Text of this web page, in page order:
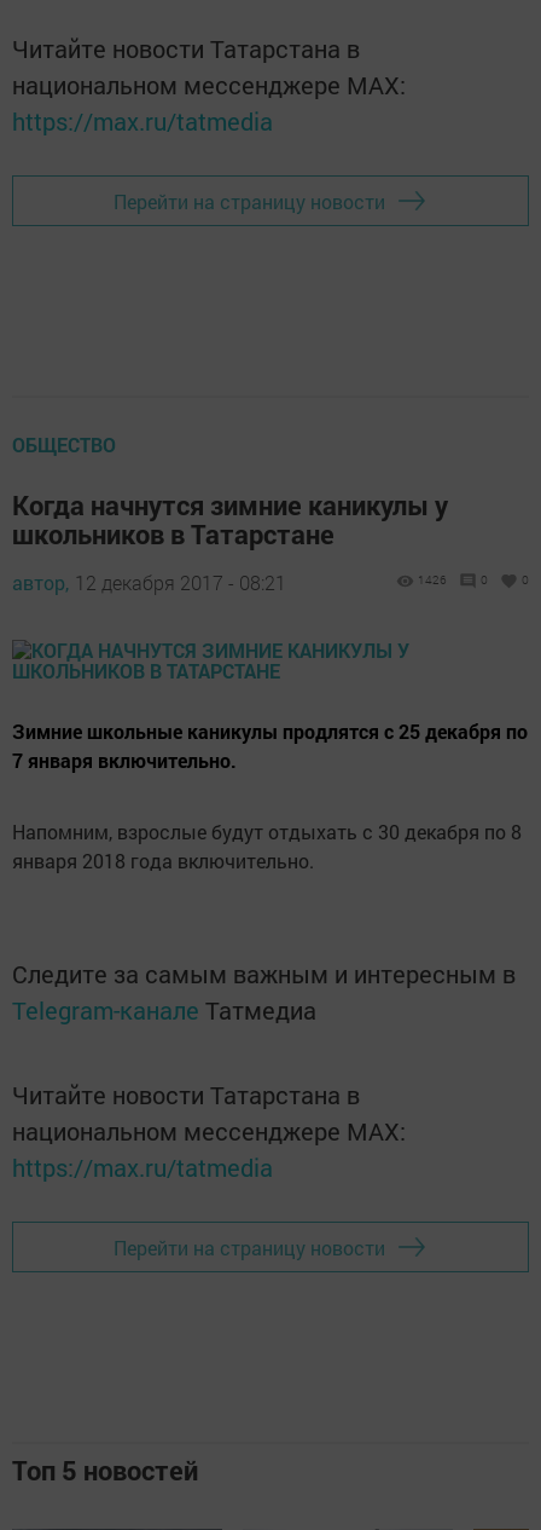
Читайте новости Татарстана в
национальном мессенджере MАХ:
https://max.ru/tatmedia
Перейти на страницу новости
ОБЩЕСТВО
Когда начнутся зимние каникулы у
школьников в Татарстане
автор, 12 декабря 2017 - 08:21 1426 0 0
Зимние школьные каникулы продлятся с 25 декабря по
7 января включительно.
Напомним, взрослые будут отдыхать с 30 декабря по 8
января 2018 года включительно.
Следите за самым важным и интересным в
Telegram-канале Татмедиа
Читайте новости Татарстана в
национальном мессенджере MАХ:
https://max.ru/tatmedia
Перейти на страницу новости
Топ 5 новостей